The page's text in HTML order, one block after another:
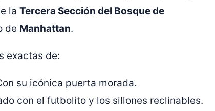
la Tercera Sección del Bosque de
de Manhattan.
exactas de:
su icónica puerta morada.
con el futbolito y los sillones reclinables.